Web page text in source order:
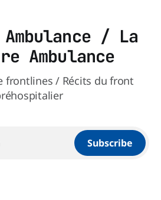
/ La
Ambulance
frontlines / Récits du front
Subscribe